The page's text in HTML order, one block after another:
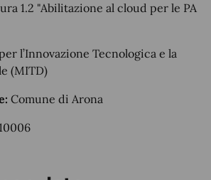
1.2 "Abilitazione al cloud per le PA
l’Innovazione Tecnologica e la
(MITD)
Comune di Arona